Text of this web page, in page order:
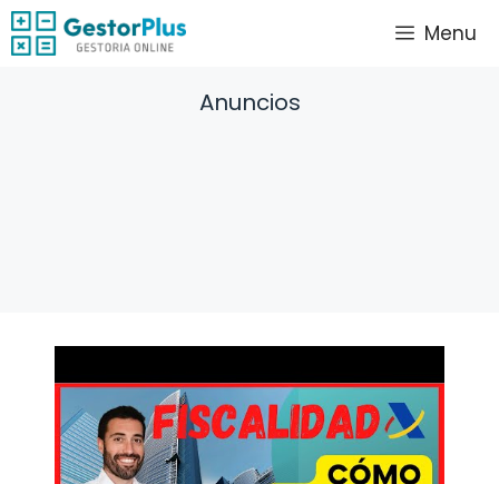
Saltar
al
Menu
Anuncios